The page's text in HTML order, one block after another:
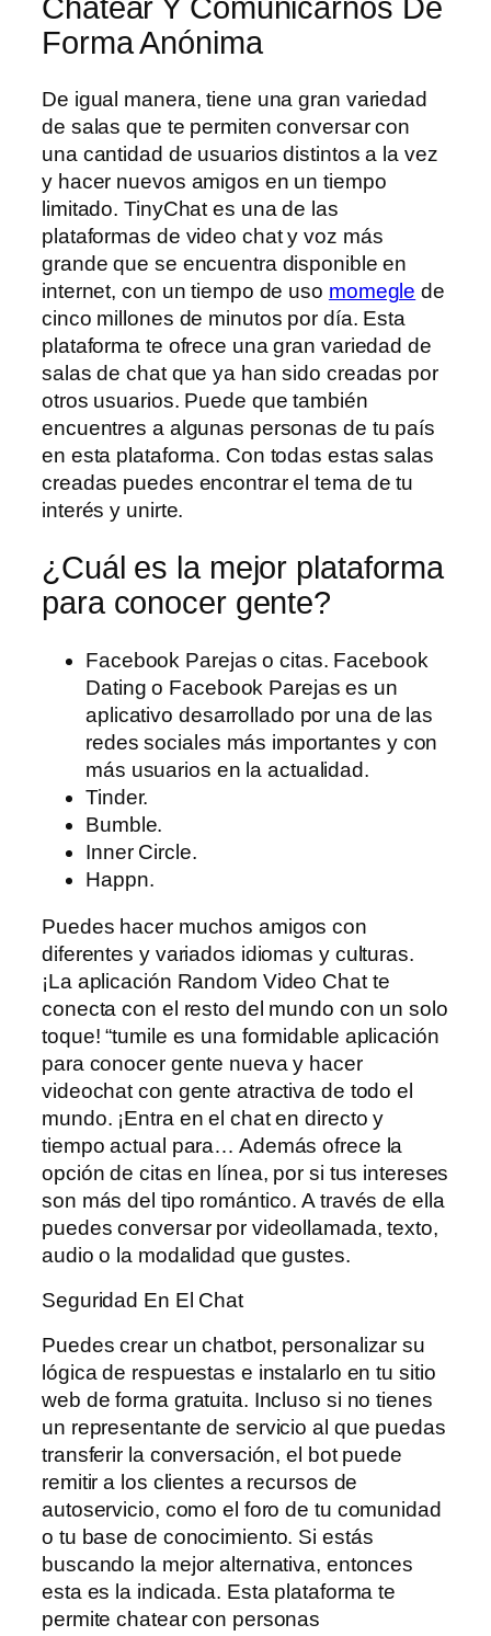
Chatear Y Comunicarnos De
Forma Anónima
De igual manera, tiene una gran variedad
de salas que te permiten conversar con
una cantidad de usuarios distintos a la vez
y hacer nuevos amigos en un tiempo
limitado. TinyChat es una de las
plataformas de video chat y voz más
grande que se encuentra disponible en
internet, con un tiempo de uso momegle de
cinco millones de minutos por día. Esta
plataforma te ofrece una gran variedad de
salas de chat que ya han sido creadas por
otros usuarios. Puede que también
encuentres a algunas personas de tu país
en esta plataforma. Con todas estas salas
creadas puedes encontrar el tema de tu
interés y unirte.
¿Cuál es la mejor plataforma
para conocer gente?
Facebook Parejas o citas. Facebook
Dating o Facebook Parejas es un
aplicativo desarrollado por una de las
redes sociales más importantes y con
más usuarios en la actualidad.
Tinder.
Bumble.
Inner Circle.
Happn.
Puedes hacer muchos amigos con
diferentes y variados idiomas y culturas.
¡La aplicación Random Video Chat te
conecta con el resto del mundo con un solo
toque! “tumile es una formidable aplicación
para conocer gente nueva y hacer
videochat con gente atractiva de todo el
mundo. ¡Entra en el chat en directo y
tiempo actual para… Además ofrece la
opción de citas en línea, por si tus intereses
son más del tipo romántico. A través de ella
puedes conversar por videollamada, texto,
audio o la modalidad que gustes.
Seguridad En El Chat
Puedes crear un chatbot, personalizar su
lógica de respuestas e instalarlo en tu sitio
web de forma gratuita. Incluso si no tienes
un representante de servicio al que puedas
transferir la conversación, el bot puede
remitir a los clientes a recursos de
autoservicio, como el foro de tu comunidad
o tu base de conocimiento. Si estás
buscando la mejor alternativa, entonces
esta es la indicada. Esta plataforma te
permite chatear con personas